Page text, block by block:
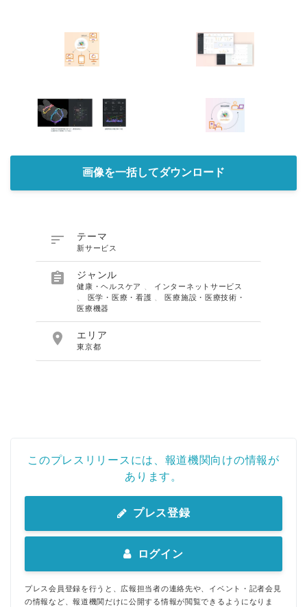
画像を一括してダウンロード
 テーマ
新サービス
 ジャンル
健康・ヘルスケア
インターネットサービス
医学・医療・看護 、医療施設・医療技術・
医療機器
 エリア
東京都
このプレスリリースには、報道機関向けの情報が
あります。
プレス登録
ログイン
プレス会員登録を行うと、広報担当者の連絡先や、イベント・記者会見
の情報など、報道機関だけに公開する情報が閲覧できるようになりま